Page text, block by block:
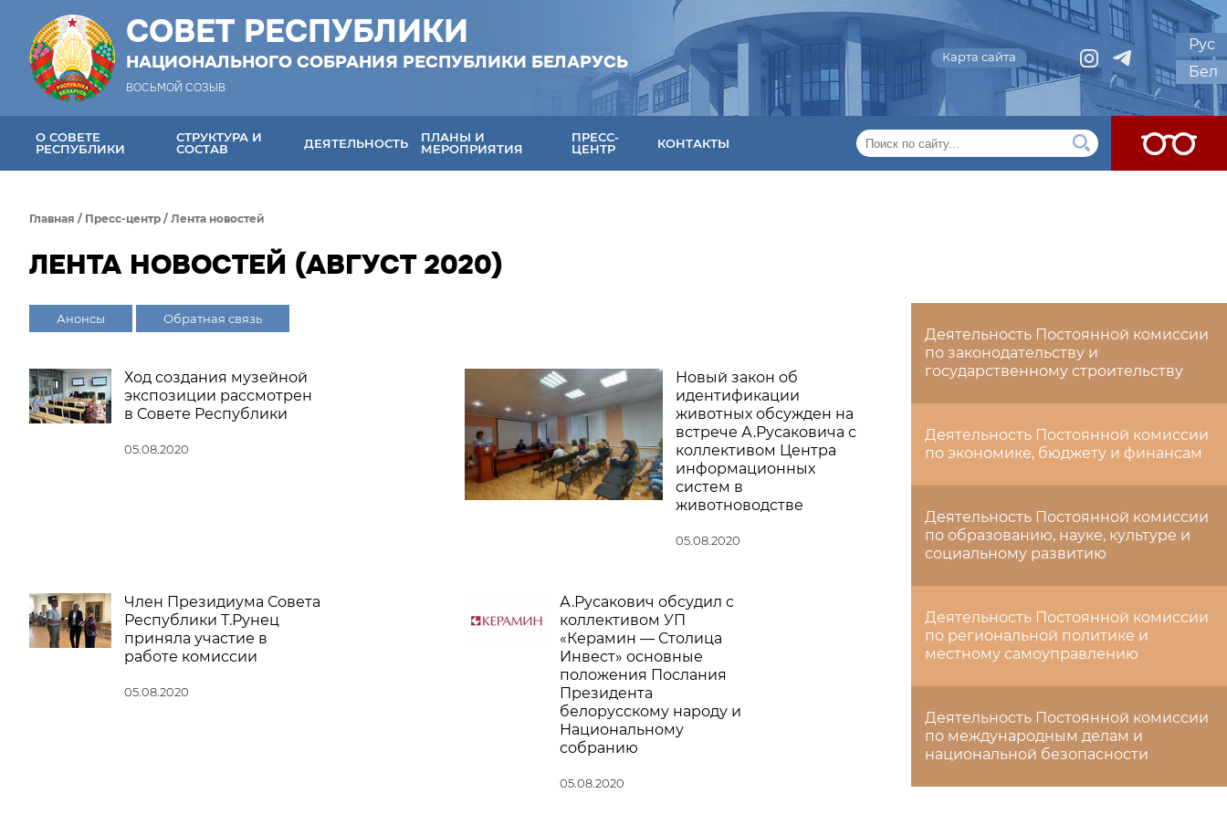
СОВЕТ РЕСПУБЛИКИ
НАЦИОНАЛЬНОГО СОБРАНИЯ РЕСПУБЛИКИ БЕЛАРУСЬ
ВОСЬМОЙ СОЗЫВ
Карта сайта
Рус
Бел
О СОВЕТЕ
РЕСПУБЛИКИ
СТРУКТУРА И
СОСТАВ
ДЕЯТЕЛЬНОСТЬ
ПЛАНЫ И
МЕРОПРИЯТИЯ
ПРЕСС-
ЦЕНТР
КОНТАКТЫ
Главная / Пресс-центр / Лента новостей
ЛЕНТА НОВОСТЕЙ (АВГУСТ 2020)
Анонсы Обратная связь
Ход создания музейной
экспозиции рассмотрен
в Совете Республики
05.08.2020
Новый закон об
идентификации
животных обсужден на
встрече А.Русаковича с
коллективом Центра
информационных
систем в
животноводстве
05.08.2020
Член Президиума Совета
Республики Т.Рунец
приняла участие в
работе комиссии
05.08.2020
А.Русакович обсудил с
коллективом УП
«Керамин — Столица
Инвест» основные
положения Послания
Президента
белорусскому народу и
Национальному
собранию
05.08.2020
Деятельность Постоянной комиссии
по законодательству и
государственному строительству
Деятельность Постоянной комиссии
по экономике, бюджету и финансам
Деятельность Постоянной комиссии
по образованию, науке, культуре и
социальному развитию
Деятельность Постоянной комиссии
по региональной политике и
местному самоуправлению
Деятельность Постоянной комиссии
по международным делам и
национальной безопасности